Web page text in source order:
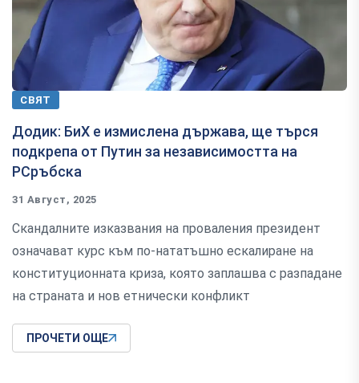
СВЯТ
Додик: БиХ е измислена държава, ще търся
подкрепа от Путин за независимостта на
РСръбска
31 Август, 2025
Скандалните изказвания на проваления президент
означават курс към по-нататъшно ескалиране на
конституционната криза, която заплашва с разпадане
на страната и нов етнически конфликт
ПРОЧЕТИ ОЩЕ